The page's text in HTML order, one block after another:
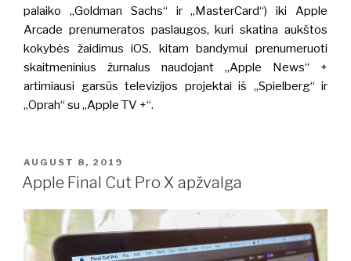
palaiko „Goldman Sachs“ ir „MasterCard“) iki Apple
Arcade prenumeratos paslaugos, kuri skatina aukštos
kokybės žaidimus iOS, kitam bandymui prenumeruoti
skaitmeninius žurnalus naudojant „Apple News“ +
artimiausi garsūs televizijos projektai iš „Spielberg“ ir
„Oprah“ su „Apple TV +“.
POSTED
ON
AUGUST 8, 2019
Apple Final Cut Pro X apžvalga